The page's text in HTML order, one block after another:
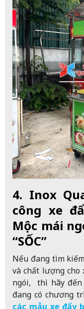
4. Inox
công xe
Mộc mái
“SỐC”
Nếu đang tìm
và chất lượng cho
ngói, thì hãy đến
đang có chương
các mẫu xe đẩy